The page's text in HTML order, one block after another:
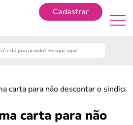
Cadastrar
carta para não descontar o
carta para não